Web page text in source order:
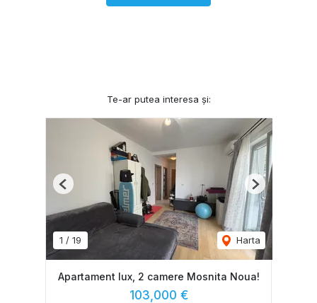
Te-ar putea interesa și:
1 / 19 Harta
Previous Next
Apartament lux, 2 camere Mosnita Noua!
103,000 €